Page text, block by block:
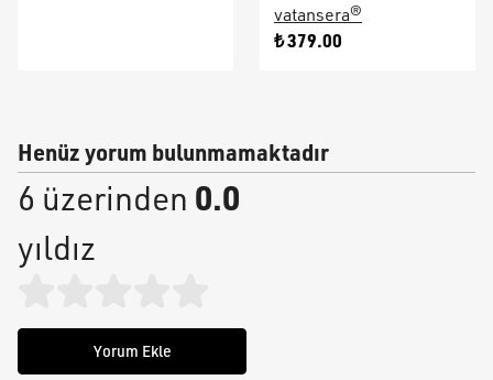
vatansera®
₺ 379.00
Henüz yorum bulunmamaktadır
6 üzerinden 0.0
yıldız
Yorum Ekle